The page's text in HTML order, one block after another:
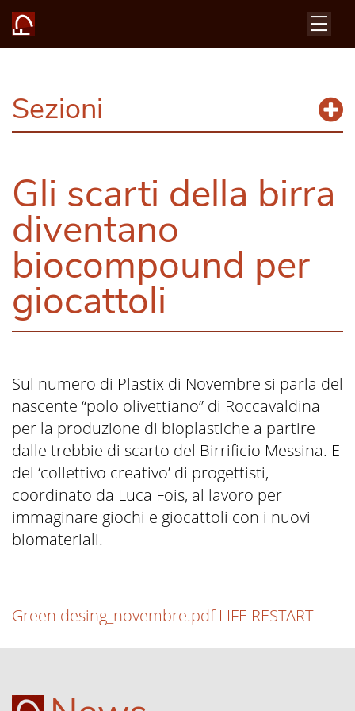
Sezioni
Gli scarti della birra
diventano
biocompound per
giocattoli
Sul numero di Plastix di Novembre si parla del
nascente “polo olivettiano” di Roccavaldina
per la produzione di bioplastiche a partire
dalle trebbie di scarto del Birrificio Messina. E
del ‘collettivo creativo’ di progettisti,
coordinato da Luca Fois, al lavoro per
immaginare giochi e giocattoli con i nuovi
biomateriali.
Green desing_novembre.pdf LIFE RESTART